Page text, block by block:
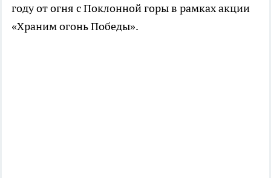
году от огня с Поклонной горы в рамках акции
«Храним огонь Победы».